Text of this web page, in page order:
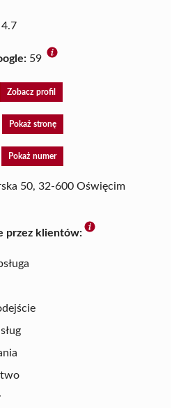
4.7
59
Zobacz profil
Pokaż stronę
Pokaż numer
50, 32-600 Oświęcim
przez klientów: